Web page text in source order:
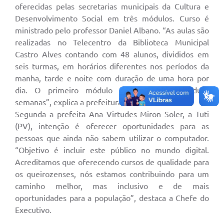
oferecidas pelas secretarias municipais da Cultura e
Desenvolvimento Social em três módulos. Curso é
ministrado pelo professor Daniel Albano. “As aulas são
realizadas no Telecentro da Biblioteca Municipal
Castro Alves contando com 48 alunos, divididos em
seis turmas, em horários diferentes nos períodos da
manha, tarde e noite com duração de uma hora por
dia. O primeiro módulo tem duração de duas
semanas”, explica a prefeitura.
Segunda a prefeita Ana Virtudes Miron Soler, a Tuti
(PV), intenção é oferecer oportunidades para as
pessoas que ainda não sabem utilizar o computador.
“Objetivo é incluir este público no mundo digital.
Acreditamos que oferecendo cursos de qualidade para
os queirozenses, nós estamos contribuindo para um
caminho melhor, mas inclusivo e de mais
oportunidades para a população”, destaca a Chefe do
Executivo.